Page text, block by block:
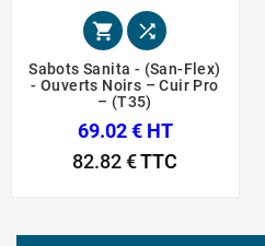
 
Sabots Sanita - (San-Flex)
- Ouverts Noirs – Cuir Pro
– (T35)
69.02 € HT
82.82 €TTC